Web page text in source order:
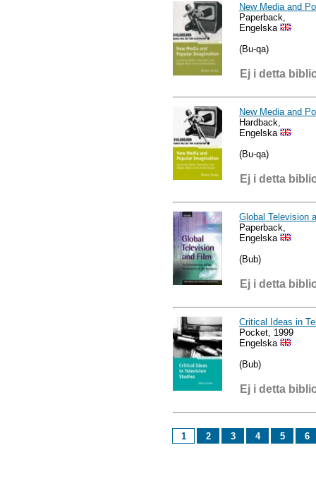
New Media and
Paperback,
Engelska
(Bu-qa)
Ej i detta
New Media and
Hardback,
Engelska
(Bu-qa)
Ej i detta
Global Television
Paperback,
Engelska
(Bub)
Ej i detta
Critical Ideas in
Pocket, 1999
Engelska
(Bub)
Ej i detta
1 2 3 4 5 6